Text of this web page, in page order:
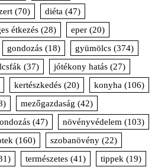
(70) diéta (47)
étkezés (28) eper (20)
gondozás (18) gyümölcs (374)
(37) jótékony hatás (27)
kertészkedés (20) konyha (106)
mezőgazdaság (42)
(47) növényvédelem (103)
(160) szobanövény (22)
természetes (41) tippek (19)